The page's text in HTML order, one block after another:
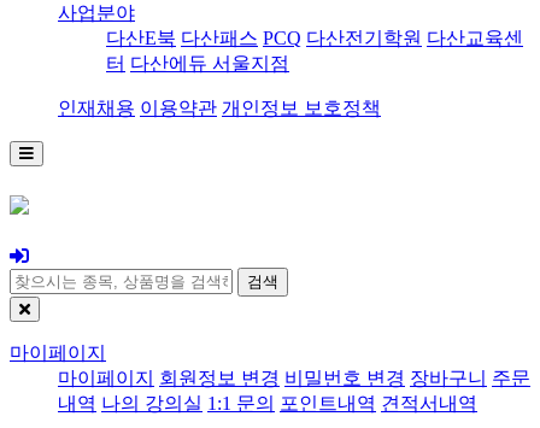
사업분야
다산E북 다산패스 PCQ 다산전기학원 다산교육센
터 다산에듀 서울지점
인재채용 이용약관 개인정보 보호정책
검색
마이페이지
마이페이지
회원정보 변경 비밀번호 변경 장바구니 주문
내역 나의 강의실 1:1 문의 포인트내역 견적서내역